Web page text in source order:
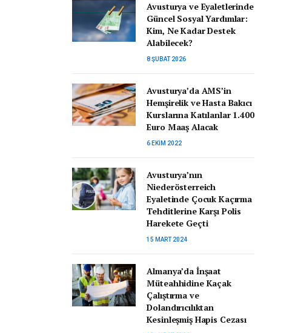
Avusturya ve Eyaletlerinde
Güncel Sosyal Yardımlar:
Kim, Ne Kadar Destek
Alabilecek?
8 ŞUBAT 2026
Avusturya’da AMS’in
Hemşirelik ve Hasta Bakıcı
Kurslarına Katılanlar 1.400
Euro Maaş Alacak
6 EKIM 2022
Avusturya’nın
Niederösterreich
Eyaletinde Çocuk Kaçırma
Tehditlerine Karşı Polis
Harekete Geçti
15 MART 2024
Almanya’da İnşaat
Müteahhidine Kaçak
Çalıştırma ve
Dolandırıcılıktan
Kesinleşmiş Hapis Cezası